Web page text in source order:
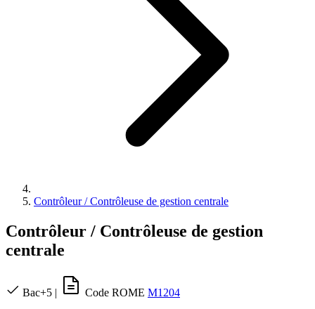
Contrôleur / Contrôleuse de gestion centrale
Contrôleur / Contrôleuse de gestion
centrale
Bac+5 | Code ROME M1204